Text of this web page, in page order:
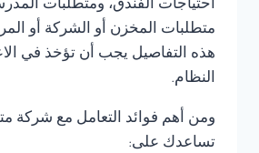
احتياجات الفندق، ومتطلبات
متطلبات المخزن أو الشركة أو
هذه التفاصيل يجب أن تؤخذ في
النظام.
ومن أهم فوائد التعامل مع شركة
تساعدك على: